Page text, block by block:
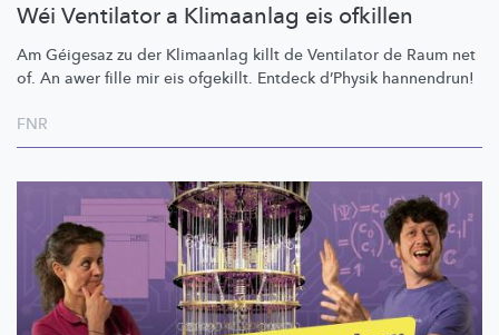
Wéi Ventilator a Klimaanlag eis ofkillen
Am Géigesaz zu der Klimaanlag killt de Ventilator de Raum net
of. An awer fille mir eis ofgekillt. Entdeck d’Physik hannendrun!
FNR